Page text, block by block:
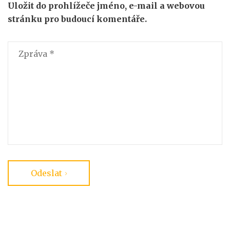
Uložit do prohlížeče jméno, e-mail a webovou
stránku pro budoucí komentáře.
Odeslat